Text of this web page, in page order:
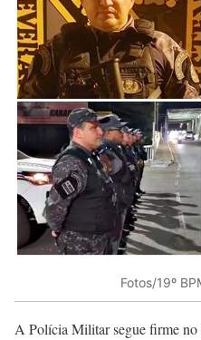
Fotos/19º
A Polícia Militar segue firme no